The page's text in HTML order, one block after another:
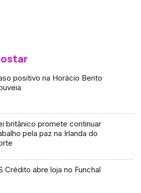
positivo na Horácio Bento
britânico promete continuar
pela paz na Irlanda do
Crédito abre loja no Funchal